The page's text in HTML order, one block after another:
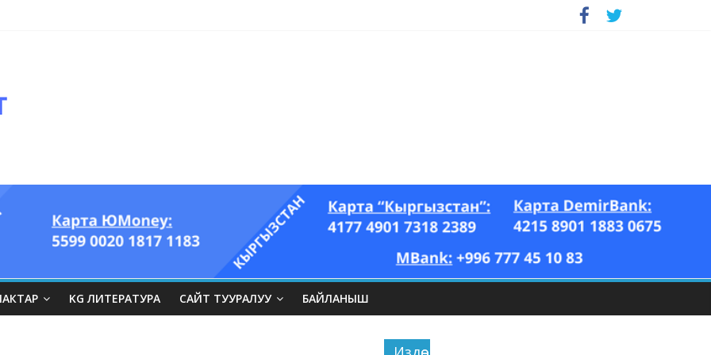
KG ЛИТЕРАТУРА САЙТ ТУУРАЛУУ БАЙЛАНЫШ